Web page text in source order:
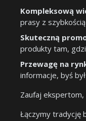
Kompleksową
prasy z
Skuteczną
produkty tam,
Przewagę na
informacje, byś
Zaufaj
Łączymy tradycję